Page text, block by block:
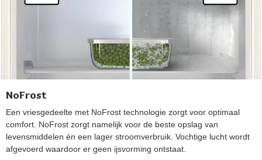
NoFrost
Een vriesgedeelte met NoFrost technologie zorgt voor optimaal
comfort. NoFrost zorgt namelijk voor de beste opslag van
levensmiddelen én een lager stroomverbruik. Vochtige lucht wordt
afgevoerd waardoor er geen ijsvorming ontstaat.